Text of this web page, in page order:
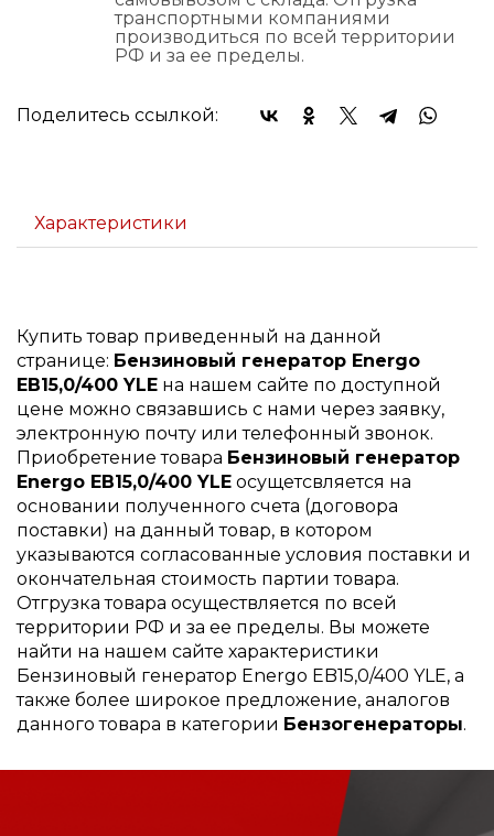
транспортными компаниями
производиться по всей территории
РФ и за ее пределы.
Поделитесь ссылкой:
Характеристики
Купить товар приведенный на данной
странице: Бензиновый генератор Energo
EB15,0/400 YLE на нашем сайте по доступной
цене можно связавшись с нами через заявку,
электронную почту или телефонный звонок.
Приобретение товара Бензиновый генератор
Energo EB15,0/400 YLE осущетсвляется на
основании полученного счета (договора
поставки) на данный товар, в котором
указываются согласованные условия поставки и
окончательная стоимость партии товара.
Отгрузка товара осуществляется по всей
территории РФ и за ее пределы. Вы можете
найти на нашем сайте характеристики
Бензиновый генератор Energo EB15,0/400 YLE, а
также более широкое предложение, аналогов
данного товара в категории Бензогенераторы.